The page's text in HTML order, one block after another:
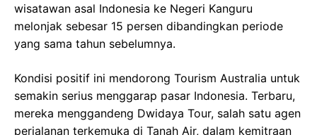
wisatawan asal Indonesia ke Negeri Kanguru
melonjak sebesar 15 persen dibandingkan periode
yang sama tahun sebelumnya.
Kondisi positif ini mendorong Tourism Australia untuk
semakin serius menggarap pasar Indonesia. Terbaru,
mereka menggandeng Dwidaya Tour, salah satu agen
perjalanan terkemuka di Tanah Air, dalam kemitraan